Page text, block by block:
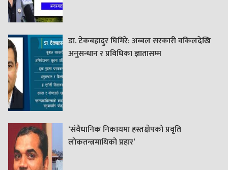
डा. टेकबहादुर घिमिरे: अब्बल सरकारी वकिलदेखि
अनुसन्धान र प्रविधिका ज्ञातासम्म
‘संवैधानिक निकायमा हस्तक्षेपको प्रवृति
लोकतन्त्रमाथिको प्रहार’